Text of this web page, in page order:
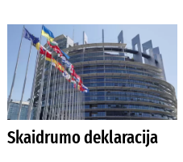
Skaidrumo deklaracija